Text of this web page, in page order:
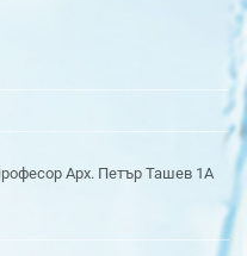
Арх. Петър Ташев 1А